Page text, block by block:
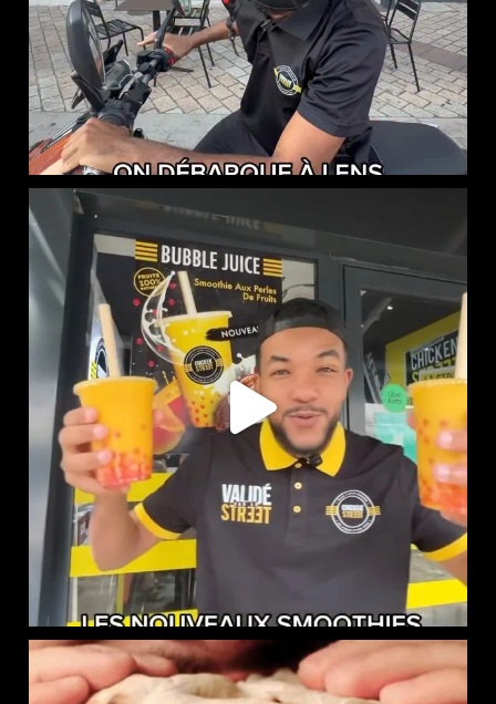
NOUVEAUTÉ CHEZ CHICKEN STREET
...
55 0
LE NAAN SUCRÉ EST DISPONIBLE CHEZ CHICKEN STREET
109 36